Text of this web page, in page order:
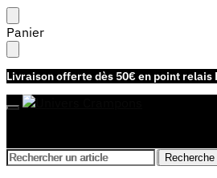
Skip
to
Skip
to
Panier
Livraison offerte dès 50€ en point
Recherche
Recherche
Recherche
Recherche